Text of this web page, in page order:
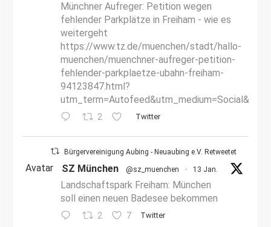
Münchner Aufreger: Petition wegen
fehlender Parkplätze in Freiham - wie es
weitergeht
https://www.tz.de/muenchen/stadt/hallo-
muenchen/muenchner-aufreger-petition-
fehlender-parkplaetze-ubahn-freiham-
94123847.html?
2 Twitter
Bürgervereinigung Aubing - Neuaubing e.V. Retweetet
Avatar SZ München @sz_muenchen · 13 Jan.
Landschaftspark Freiham: München
soll einen neuen Badesee bekommen
2 7 Twitter